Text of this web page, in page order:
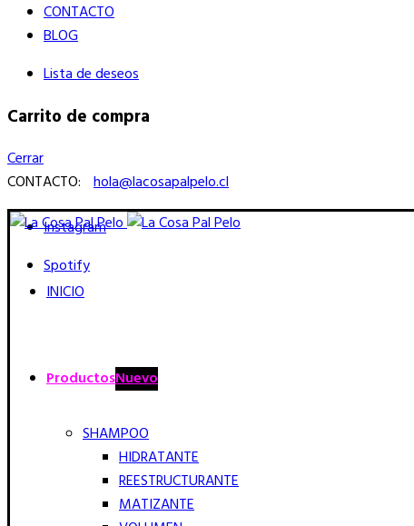
CONTACTO
BLOG
Lista de deseos
Carrito de compra
Cerrar
CONTACTO: hola@lacosapalpelo.cl
Instagram
Spotify
INICIO
ProductosNuevo
SHAMPOO
HIDRATANTE
REESTRUCTURANTE
MATIZANTE